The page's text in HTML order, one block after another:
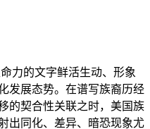
力的文字鲜活生动、形象
发展态势。在谱写族裔历经
的契合性关联之时，美国族
出同化、差异、暗恐现象尤